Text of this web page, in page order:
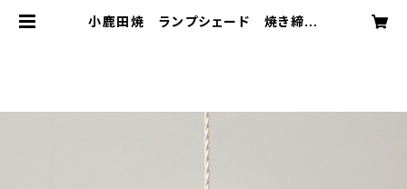
小鹿田焼 ランプシェード 焼き締め